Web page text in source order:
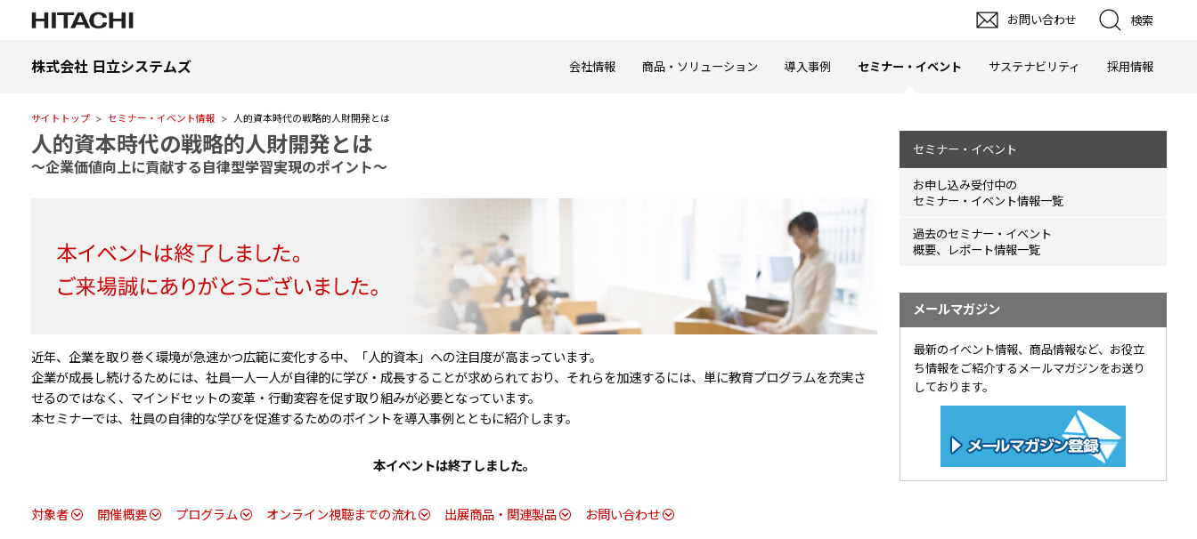
お問い合わせ 検索
株式会社 日立システムズ 会社情報 商品・ソリューション 導入事例 セミナー・イベント サステナビリティ 採用情報
サイトトップ セミナー・イベント情報 人的資本時代の戦略的人財開発とは
人的資本時代の戦略的人財開発とは
～企業価値向上に貢献する自律型学習実現のポイント～
近年、企業を取り巻く環境が急速かつ広範に変化する中、「人的資本」への注目度が高まっています。
企業が成長し続けるためには、社員一人一人が自律的に学び・成長することが求められており、それらを加速するには、単に教育プログラムを充実さ
せるのではなく、マインドセットの変革・行動変容を促す取り組みが必要となっています。
本セミナーでは、社員の自律的な学びを促進するためのポイントを導入事例とともに紹介します。
本イベントは終了しました。
対象者 開催概要 プログラム オンライン視聴までの流れ 出展商品・関連製品 お問い合わせ
セミナー・イベント
お申し込み受付中の
セミナー・イベント情報一覧
過去のセミナー・イベント
概要、レポート情報一覧
メールマガジン
最新のイベント情報、商品情報など、お役立
ち情報をご紹介するメールマガジンをお送り
しております。